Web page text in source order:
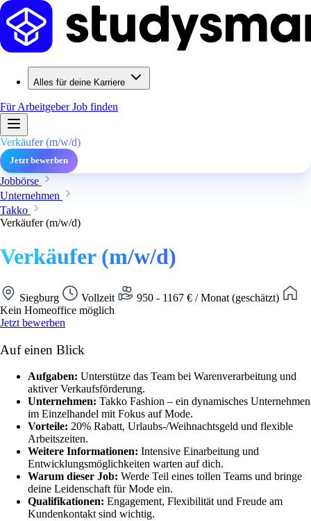
Alles für deine Karriere
Für ArbeitgeberJob finden
Verkäufer (m/w/d)
Jetzt bewerben
Jobbörse
Unternehmen
Takko
Verkäufer (m/w/d)
Verkäufer (m/w/d)
Siegburg Vollzeit
950 - 1167 € / Monat (geschätzt)
Kein Homeoffice möglich
Jetzt bewerben
Auf einen Blick
Aufgaben: Unterstütze das Team bei Warenverarbeitung und
aktiver Verkaufsförderung.
Unternehmen: Takko Fashion – ein dynamisches Unternehmen
im Einzelhandel mit Fokus auf Mode.
Vorteile: 20% Rabatt, Urlaubs-/Weihnachtsgeld und flexible
Arbeitszeiten.
Weitere Informationen: Intensive Einarbeitung und
Entwicklungsmöglichkeiten warten auf dich.
Warum dieser Job: Werde Teil eines tollen Teams und bringe
deine Leidenschaft für Mode ein.
Qualifikationen: Engagement, Flexibilität und Freude am
Kundenkontakt sind wichtig.